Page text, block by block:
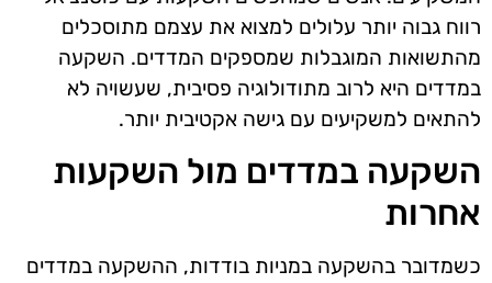
רווח גבוה יותר עלולים למצוא את עצמם מתוסכלים
מהתשואות המוגבלות שמספקים המדדים. השקעה
במדדים היא לרוב מתודולוגיה פסיבית, שעשויה לא
להתאים למשקיעים עם גישה אקטיבית יותר.
השקעה במדדים מול השקעות
אחרות
כשמדובר בהשקעה במניות בודדות, ההשקעה במדדים